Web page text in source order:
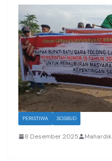
PERISTIWA SOSBUD
8 Desember 2025